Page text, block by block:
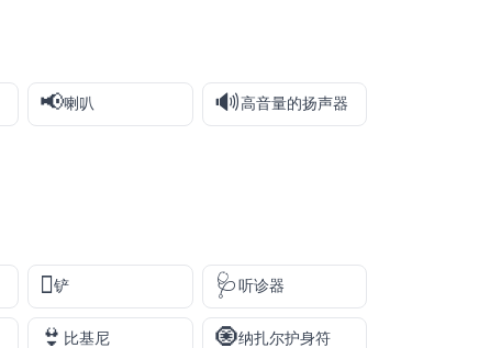
📢喇叭 🔊高音量的扬声器
🪏铲 🩺听诊器
👙 比基尼 🧿纳扎尔护身符